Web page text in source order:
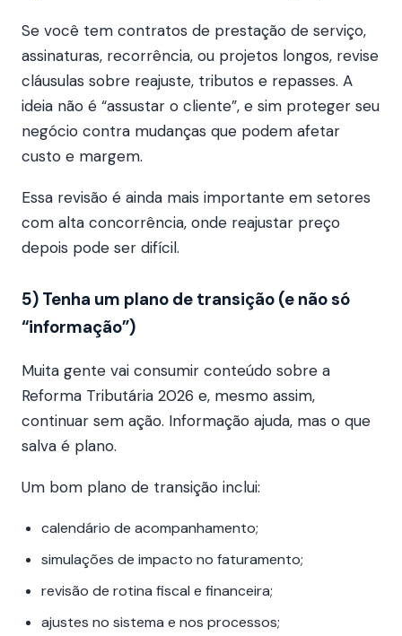
Se você tem contratos de prestação de serviço,
assinaturas, recorrência, ou projetos longos, revise
cláusulas sobre reajuste, tributos e repasses. A
ideia não é “assustar o cliente”, e sim proteger seu
negócio contra mudanças que podem afetar
custo e margem.
Essa revisão é ainda mais importante em setores
com alta concorrência, onde reajustar preço
depois pode ser difícil.
5) Tenha um plano de transição (e não só
“informação”)
Muita gente vai consumir conteúdo sobre a
Reforma Tributária 2026 e, mesmo assim,
continuar sem ação. Informação ajuda, mas o que
salva é plano.
Um bom plano de transição inclui:
calendário de acompanhamento;
simulações de impacto no faturamento;
revisão de rotina fiscal e financeira;
ajustes no sistema e nos processos;